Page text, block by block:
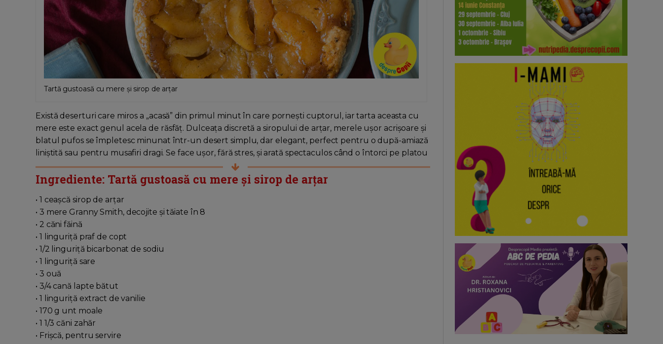
Tartă gustoasă cu mere și sirop de arțar
Există deserturi care miros a „acasă” din primul minut în care pornești cuptorul, iar tarta aceasta cu
mere este exact genul acela de răsfăț. Dulceața discretă a siropului de arțar, merele ușor acrișoare și
blatul pufos se împletesc minunat într-un desert simplu, dar elegant, perfect pentru o după-amiază
liniștită sau pentru musafiri dragi. Se face ușor, fără stres, și arată spectaculos când o întorci pe platou
Ingrediente: Tartă gustoasă cu mere și sirop de arțar
• 1 ceașcă sirop de arțar
• 3 mere Granny Smith, decojite și tăiate în 8
• 2 căni făină
• 1 linguriță praf de copt
• 1/2 linguriță bicarbonat de sodiu
• 1 linguriță sare
• 3 ouă
• 3/4 cană lapte bătut
• 1 linguriță extract de vanilie
• 170 g unt moale
• 1 1/3 căni zahăr
• Frișcă, pentru servire